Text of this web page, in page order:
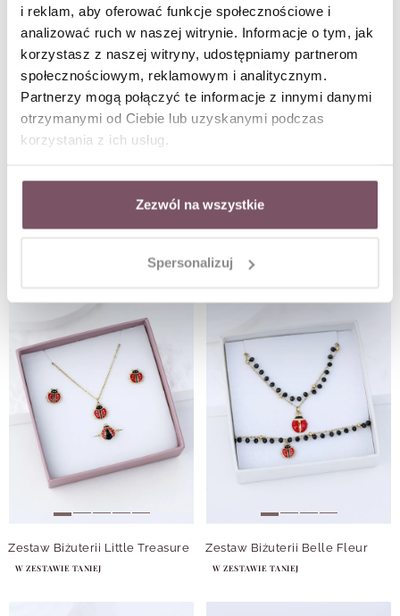
i reklam, aby oferować funkcje społecznościowe i
analizować ruch w naszej witrynie. Informacje o tym, jak
korzystasz z naszej witryny, udostępniamy partnerom
społecznościowym, reklamowym i analitycznym.
Partnerzy mogą połączyć te informacje z innymi danymi
otrzymanymi od Ciebie lub uzyskanymi podczas
korzystania z ich usług.
Zezwól na wszystkie
Spersonalizuj
Zestaw Biżuterii Little Treasure
W ZESTAWIE TANIEJ
Zestaw Biżuterii Belle Fleur
W ZESTAWIE TANIEJ